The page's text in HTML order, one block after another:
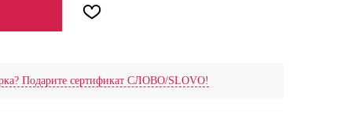
Подарите сертификат СЛОВО/SLOVO!